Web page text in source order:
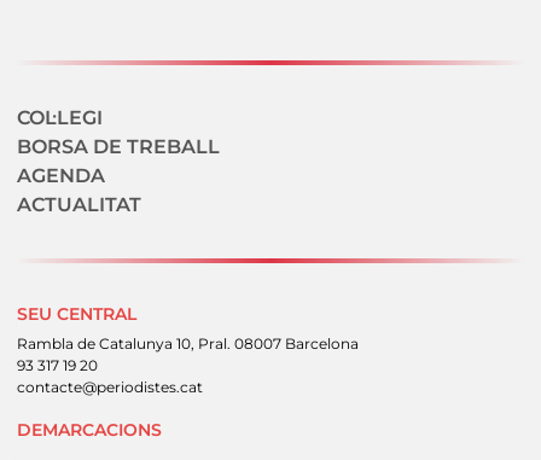
Navegació secundaria
COL·LEGI
BORSA DE TREBALL
AGENDA
ACTUALITAT
SEU CENTRAL
Rambla de Catalunya 10, Pral. 08007 Barcelona
93 317 19 20
contacte@periodistes.cat
DEMARCACIONS